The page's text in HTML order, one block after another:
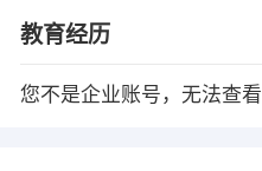
教育经历
您不是企业账号，无法查看